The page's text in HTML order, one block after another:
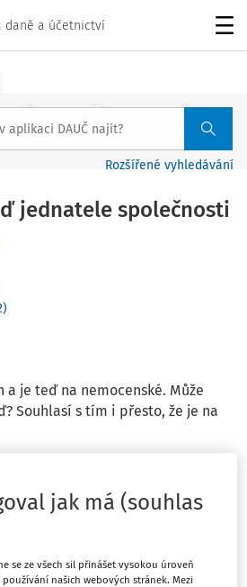
daně a účetnictví
Rozšířené vyhledávání
jednatele společnosti
a je teď na nemocenské. Může
Souhlasí s tím i přesto, že je na
jak má (souhlas
se ze všech sil přinášet vysokou úroveň
našich webových stránek. Mezi